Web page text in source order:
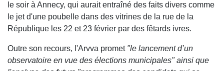
le soir à Annecy, qui aurait entraîné des faits divers comme
le jet d'une poubelle dans des vitrines de la rue de la
République les 22 et 23 février par des fêtards ivres.
Outre son recours, l'Arvva promet "le lancement d’un
observatoire en vue des élections municipales" ainsi que